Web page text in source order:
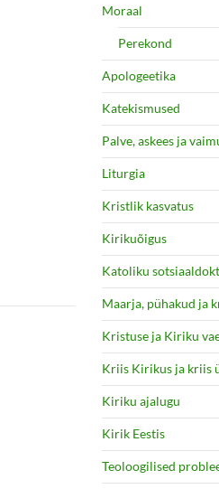
JA MOE VAHEL
Moraal
Perekond
Apologeetika
Katekismused
Palve, askees ja
Liturgia
Kristlik kasvatus
Kirikuõigus
Katoliku
Maarja, pühakud ja
Kristuse ja Kiriku
Kriis Kirikus ja kriis
Kiriku ajalugu
Kirik Eestis
Teoloogilised